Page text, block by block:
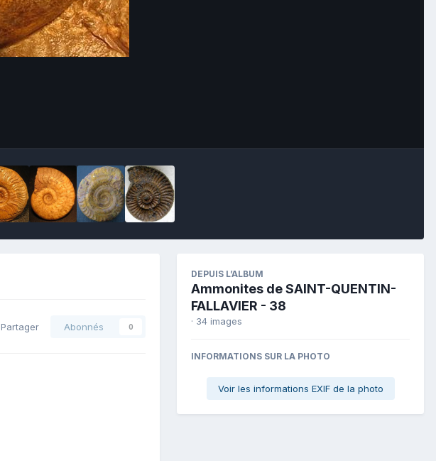
Partager Abonnés 0
DEPUIS L’ALBUM
Ammonites de SAINT-QUENTIN-
FALLAVIER - 38
· 34 images
INFORMATIONS SUR LA PHOTO
Voir les informations EXIF de la photo